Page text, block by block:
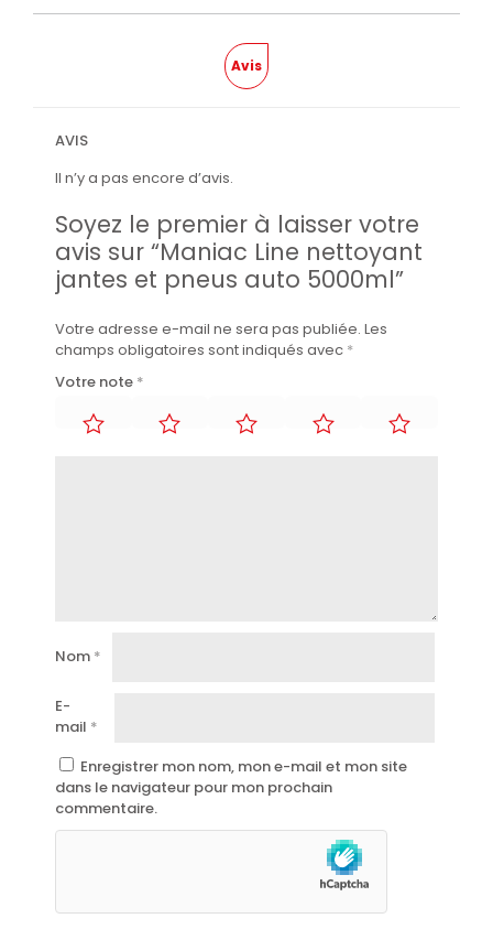
Avis
AVIS
Il n’y a pas encore d’avis.
Soyez le premier à laisser votre
avis sur “Maniac Line nettoyant
jantes et pneus auto 5000ml”
Votre adresse e-mail ne sera pas publiée. Les
champs obligatoires sont indiqués avec *
Votre note *
Nom *
E-
mail *
Enregistrer mon nom, mon e-mail et mon site
dans le navigateur pour mon prochain
commentaire.